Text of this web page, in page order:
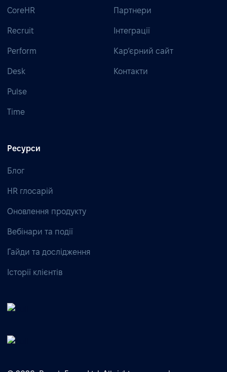
CoreHR
Recruit
Perform
Desk
Pulse
Time
Партнери
Інтеграції
Кар’єрний сайт
Контакти
Ресурси
Блог
HR глосарій
Оновлення продукту
Вебінари та події
Гайди та дослідження
Історії клієнтів